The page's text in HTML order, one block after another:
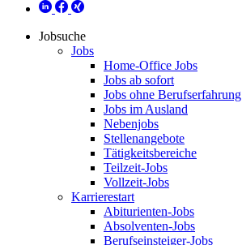
Jobsuche
Jobs
Home-Office Jobs
Jobs ab sofort
Jobs ohne Berufserfahrung
Jobs im Ausland
Nebenjobs
Stellenangebote
Tätigkeitsbereiche
Teilzeit-Jobs
Vollzeit-Jobs
Karrierestart
Abiturienten-Jobs
Absolventen-Jobs
Berufseinsteiger-Jobs